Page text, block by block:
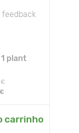
feedback
1 plant
€
carrinho